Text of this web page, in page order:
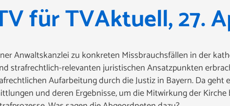
für TVAktuell, 27.
Anwaltskanzlei zu konkreten Missbrauchsfällen in der
strafrechtlich-relevanten juristischen Ansatzpunkten
Aufarbeitung durch die Justiz in Bayern. Da geht
und deren Ergebnisse, um die Mitwirkung der